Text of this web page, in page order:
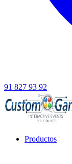
91 827 93 92
Productos